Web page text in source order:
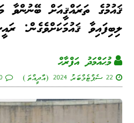
ޤައުމުގެ ތަރައްޤީއަށް ބޭނުންވާ
ލިބިފައިވާ ޤައުމަކަށްވެގެން:
މުޙައްމަދު އަފްރާޙް
22 ސެޕްޓެމްބަރު 2024 (އާދީއްތަ)